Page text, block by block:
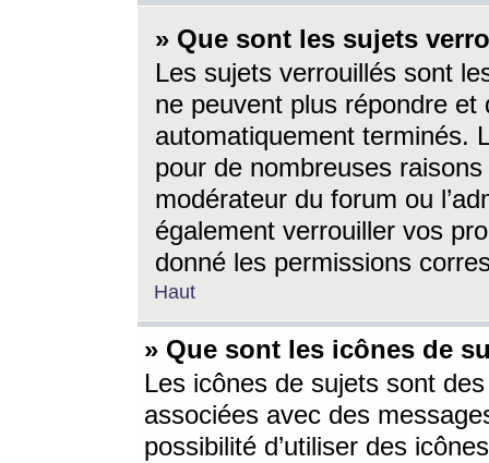
» Que sont les sujets
Les sujets verrouillés sont
ne peuvent plus répondre
automatiquement terminés.
pour de nombreuses
modérateur du forum ou
également verrouiller vos
donné les permissions
Haut
» Que sont les icônes de
Les icônes de sujets sont
associées avec des
possibilité d’utiliser des